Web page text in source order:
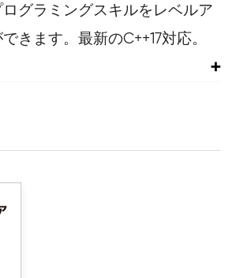
グラミングスキルをレベルア
きます。最新のC++17対応。
は5で割り切れる正の整数の総和
約数
倍数
られた正の整数より小さい最大の素数
ー素数